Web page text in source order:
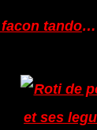
Beryani Irakien et son poulet facon tandouri